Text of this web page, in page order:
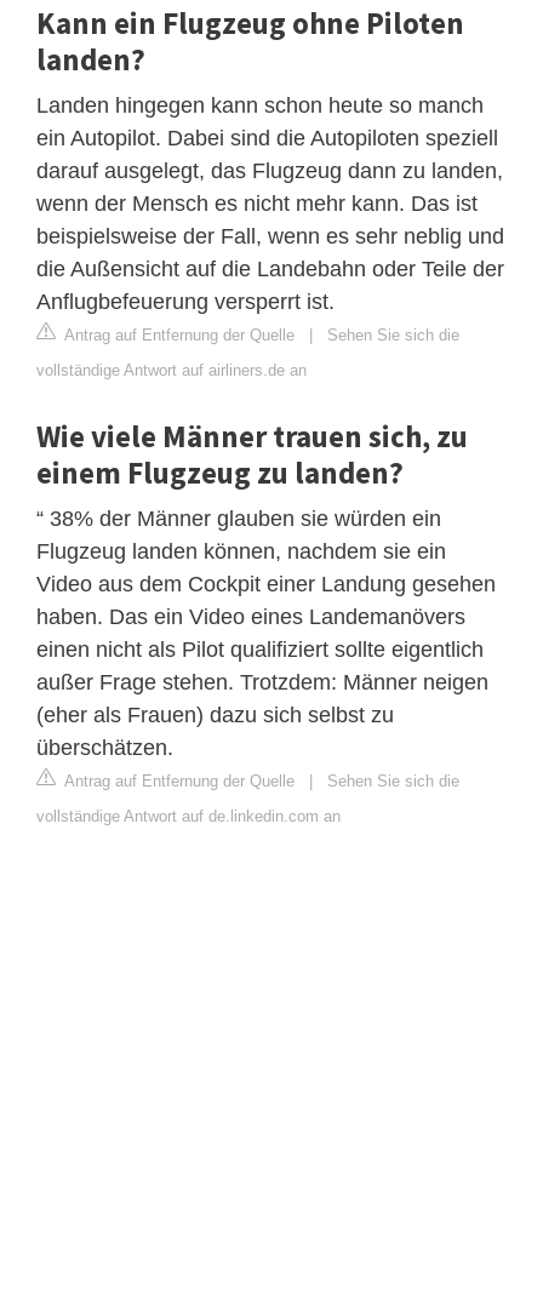
Kann ein Flugzeug ohne Piloten
landen?
Landen hingegen kann schon heute so manch
ein Autopilot. Dabei sind die Autopiloten speziell
darauf ausgelegt, das Flugzeug dann zu landen,
wenn der Mensch es nicht mehr kann. Das ist
beispielsweise der Fall, wenn es sehr neblig und
die Außensicht auf die Landebahn oder Teile der
Anflugbefeuerung versperrt ist.
Antrag auf Entfernung der Quelle | Sehen Sie sich die
vollständige Antwort auf airliners.de an
Wie viele Männer trauen sich, zu
einem Flugzeug zu landen?
“ 38% der Männer glauben sie würden ein
Flugzeug landen können, nachdem sie ein
Video aus dem Cockpit einer Landung gesehen
haben. Das ein Video eines Landemanövers
einen nicht als Pilot qualifiziert sollte eigentlich
außer Frage stehen. Trotzdem: Männer neigen
(eher als Frauen) dazu sich selbst zu
überschätzen.
Antrag auf Entfernung der Quelle | Sehen Sie sich die
vollständige Antwort auf de.linkedin.com an